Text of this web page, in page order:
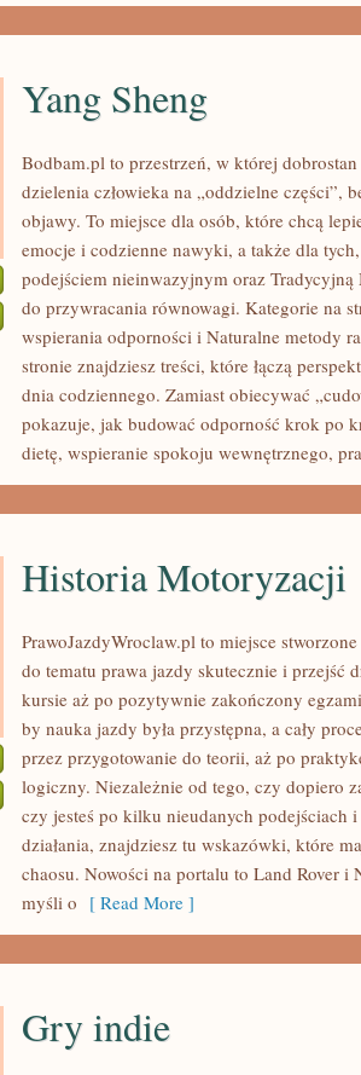
YANG
SHENG
Yang Sheng
Bodbam.pl to przestrzeń, w której
dzielenia człowieka na „oddzielne części”,
objawy. To miejsce dla osób, które chcą
emocje i codzienne nawyki, a także dla
podejściem nieinwazyjnym oraz
do przywracania równowagi. Kategorie na
wspierania odporności i Naturalne metody
stronie znajdziesz treści, które łączą
dnia codziennego. Zamiast obiecywać
pokazuje, jak budować odporność krok po
dietę, wspieranie spokoju wewnętrznego,
HISTORIA
MOTORYZACJI
Historia Motoryzacji
PrawoJazdyWroclaw.pl to miejsce
do tematu prawa jazdy skutecznie i przejść
kursie aż po pozytywnie zakończony
by nauka jazdy była przystępna, a cały
przez przygotowanie do teorii, aż po
logiczny. Niezależnie od tego, czy dopiero
czy jesteś po kilku nieudanych podejściach
działania, znajdziesz tu wskazówki, które
chaosu. Nowości na portalu to Land Rover i
myśli o [ Read More ]
Gry indie